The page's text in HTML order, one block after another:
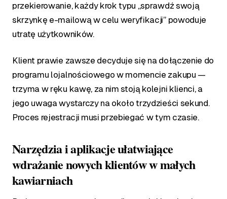
przekierowanie, każdy krok typu „sprawdź swoją
skrzynkę e-mailową w celu weryfikacji” powoduje
utratę użytkowników.
Klient prawie zawsze decyduje się na dołączenie do
programu lojalnościowego w momencie zakupu —
trzyma w ręku kawę, za nim stoją kolejni klienci, a
jego uwaga wystarczy na około trzydzieści sekund.
Proces rejestracji musi przebiegać w tym czasie.
Narzędzia i aplikacje ułatwiające
wdrażanie nowych klientów w małych
kawiarniach